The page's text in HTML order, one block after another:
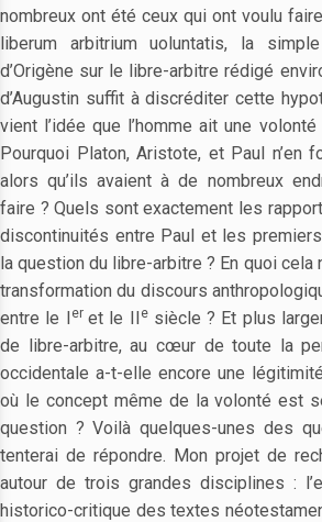
nombreux ont été ceux qui ont voulu
liberum arbitrium uoluntatis, la
d’Origène sur le libre-arbitre rédigé
d’Augustin suffit à discréditer cette
vient l’idée que l’homme ait une
Pourquoi Platon, Aristote, et Paul n’en
alors qu’ils avaient à de nombreux
faire ? Quels sont exactement les
discontinuités entre Paul et les
la question du libre-arbitre ? En quoi
transformation du discours
entre le Ier et le IIesiècle ? Et plus
de libre-arbitre, au cœur de toute la
occidentale a-t-elle encore une
où le concept même de la volonté est
question ? Voilà quelques-unes des
tenterai de répondre. Mon projet de
autour de trois grandes disciplines :
historico-critique des textes